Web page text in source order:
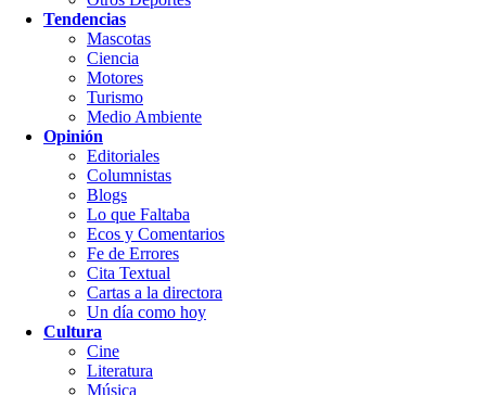
Tendencias
Mascotas
Ciencia
Motores
Turismo
Medio Ambiente
Opinión
Editoriales
Columnistas
Blogs
Lo que Faltaba
Ecos y Comentarios
Fe de Errores
Cita Textual
Cartas a la directora
Un día como hoy
Cultura
Cine
Literatura
Música